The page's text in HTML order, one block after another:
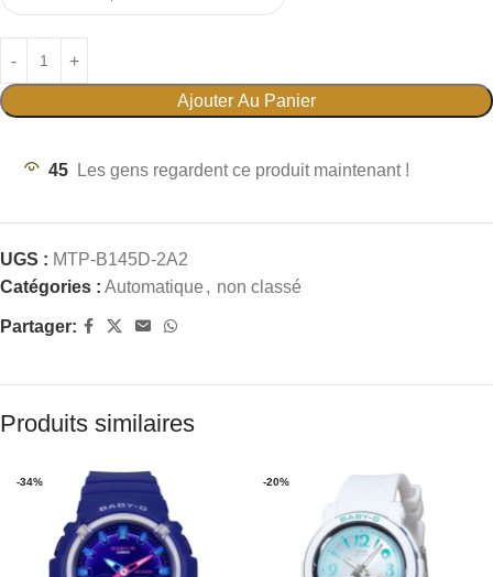
Ajouter Au Panier
45 Les gens regardent ce produit maintenant !
UGS : MTP-B145D-2A2
Catégories : Automatique , non classé
Partager:
Produits similaires
-34% -20%